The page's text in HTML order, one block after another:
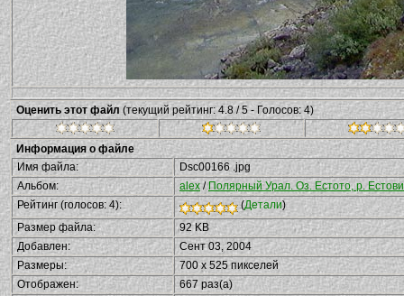
Оценить этот файл (текущий рейтинг: 4.8 / 5 - Голосов: 4)
Информация о файле
Имя файла:
Dsc00166 .jpg
Альбом:
alex/Полярный Урал. Оз. Естото, р.
Рейтинг (голосов: 4):
(Детали)
Размер файла:
92 KB
Добавлен:
Сент 03, 2004
Размеры:
700 x 525 пикселей
Отображен:
667 раз(а)